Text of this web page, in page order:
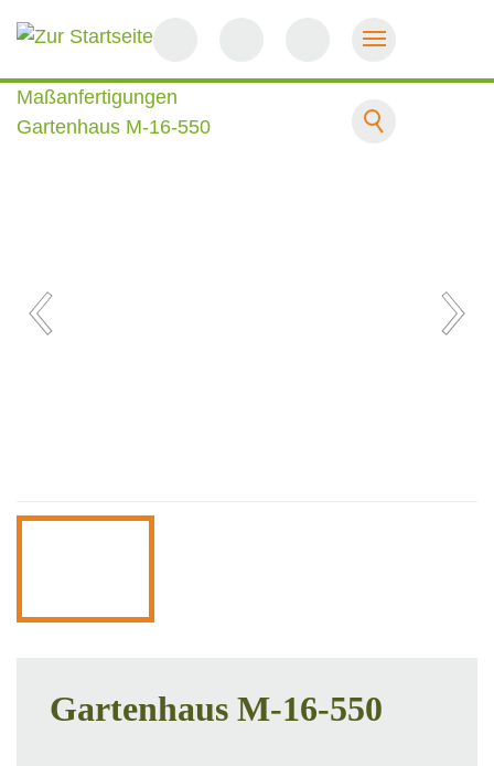
Maßanfertigungen
Gartenhaus M-16-550
Gartenhaus M-16-550